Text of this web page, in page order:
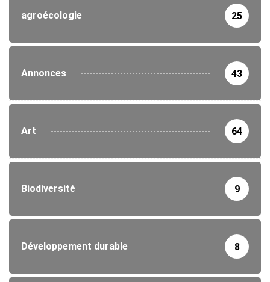
agroécologie 25
Annonces 43
Art 64
Biodiversité 9
Développement durable 8